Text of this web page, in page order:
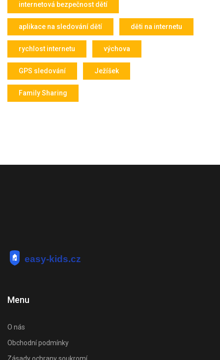
internetová bezpečnost dětí
aplikace na sledování dětí děti na internetu
rychlost internetu výchova
GPS sledování Ježíšek
Family Sharing
Menu
O nás
Obchodní podmínky